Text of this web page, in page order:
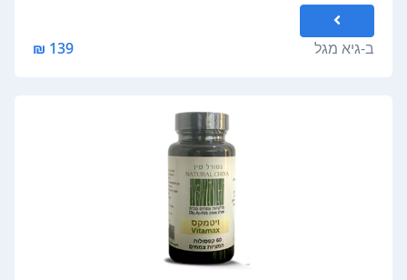
ב-גיא מגל 139 ₪